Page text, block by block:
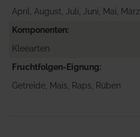
April, August, Juli, Juni, Mai, März
Komponenten
Kleearten
Fruchtfolgen-Eignung
Getreide, Mais, Raps, Rüben